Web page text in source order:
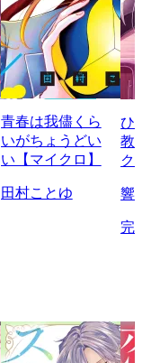
青春は我儘くら
いがちょうどい
い【マイクロ】
田村ことゆ
ひ
教
ク
響
完